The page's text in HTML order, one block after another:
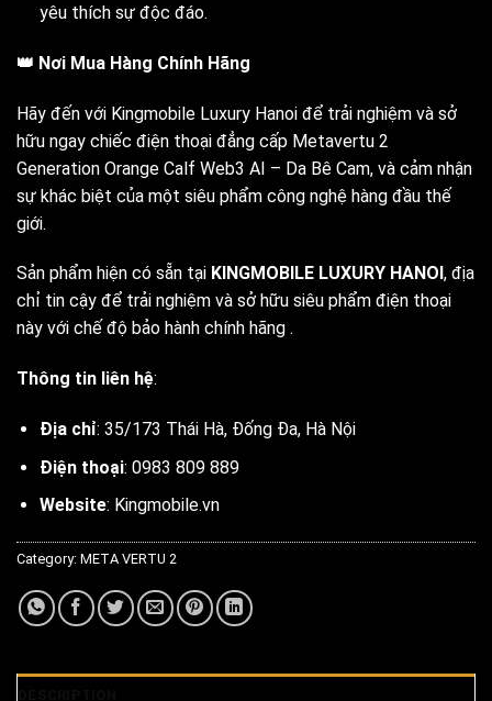
yêu thích sự độc đáo.
👑 Nơi Mua Hàng Chính Hãng
Hãy đến với Kingmobile Luxury Hanoi để trải nghiệm và sở
hữu ngay chiếc điện thoại đẳng cấp Metavertu 2
Generation Orange Calf Web3 AI – Da Bê Cam, và cảm nhận
sự khác biệt của một siêu phẩm công nghệ hàng đầu thế
giới.
Sản phẩm hiện có sẵn tại KINGMOBILE LUXURY HANOI , địa
chỉ tin cậy để trải nghiệm và sở hữu siêu phẩm điện thoại
này với chế độ bảo hành chính hãng .
Thông tin liên hệ:
Địa chỉ: 35/173 Thái Hà, Đống Đa, Hà Nội
Điện thoại: 0983 809 889
Website: Kingmobile.vn
Category: META VERTU 2